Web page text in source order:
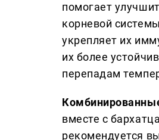
помогает
корневой
укрепляет их
их более
перепадам
вместе с
рекомендуется